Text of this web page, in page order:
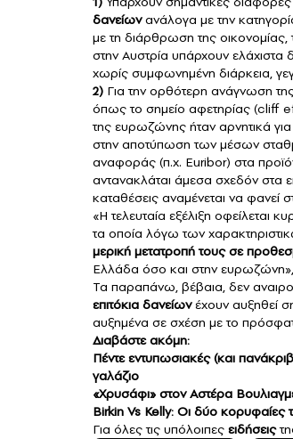
δανείωνανάλογα με την
με τη διάρθρωση της
στην Αυστρία υπάρχουν
χωρίς συμφωνημένη διάρκεια,
2) Για την ορθότερη ανάγνωση
όπως το σημείο αφετηρίας (cliff
της ευρωζώνης ήταν αρνητικά
στην αποτύπωση των μέσων
αναφοράς (π.χ. Euribor) στα
αντανακλάται άμεσα σχεδόν στα
καταθέσεις αναμένεται να φανεί
«Η τελευταία εξέλιξη οφείλεται
τα οποία λόγω των
μερική μετατροπή τους σε
Ελλάδα όσο και στην ευρωζώνη»,
Τα παραπάνω, βέβαια, δεν
επιτόκια δανείωνέχουν αυξηθεί
αυξημένα σε σχέση με το
Διαβάστε ακόμη:
Πέντε εντυπωσιακές (και
γαλάζιο
«Χρυσάφι» στον Αστέρα
Birkin Vs Kelly: Οι δύο κορυφαίες
Για όλες τις υπόλοιπες ειδήσεις